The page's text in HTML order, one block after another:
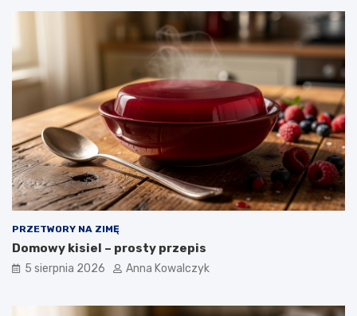
PRZETWORY NA ZIMĘ
Domowy kisiel – prosty przepis
5 sierpnia 2026 Anna Kowalczyk